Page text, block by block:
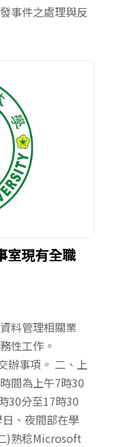
事件之處理與反
室現有全職
管理相關業
務性工作。
辦事項。 二、上
間為上午7時30
30分至17時30
、夜間部在學
熟稔Microsoft